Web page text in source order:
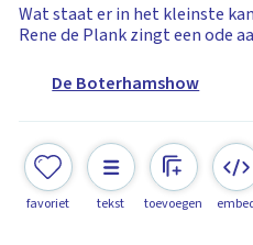
Wat staat er in het kleinste
Rene de Plank zingt een ode
De Boterhamshow
favoriet tekst toevoegen